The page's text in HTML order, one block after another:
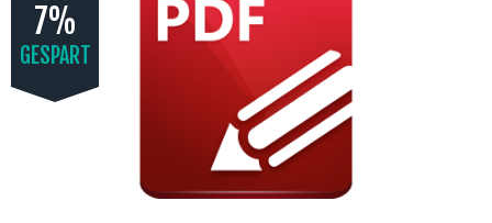
7%
GESPART